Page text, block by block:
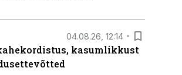
04.08.26, 12:14
kasumlikkust